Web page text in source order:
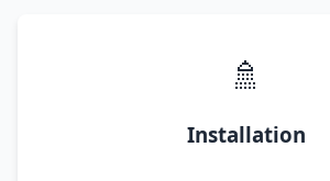
🚿
Installation